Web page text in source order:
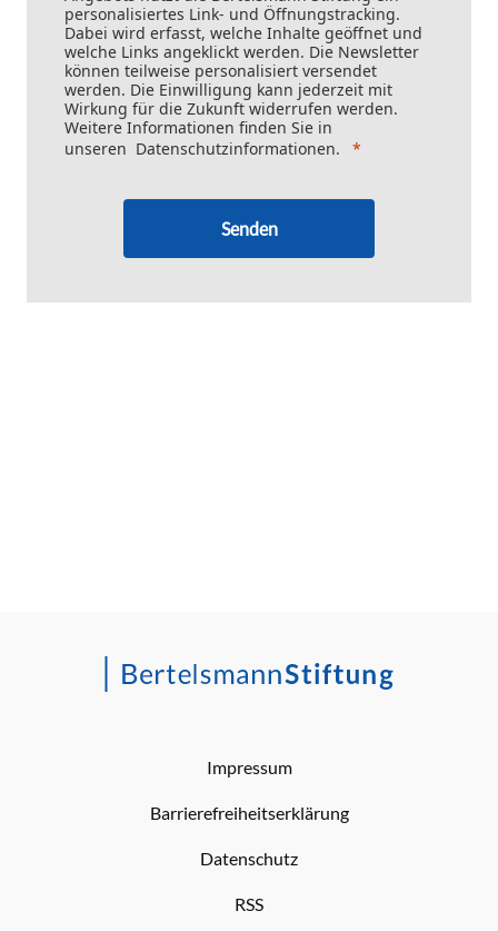
personalisiertes Link- und Öffnungstracking.
Dabei wird erfasst, welche Inhalte geöffnet und
welche Links angeklickt werden. Die Newsletter
können teilweise personalisiert versendet
werden. Die Einwilligung kann jederzeit mit
Wirkung für die Zukunft widerrufen werden.
Weitere Informationen finden Sie in
unseren Datenschutzinformationen.
Senden
Impressum
Barrierefreiheitserklärung
Datenschutz
RSS